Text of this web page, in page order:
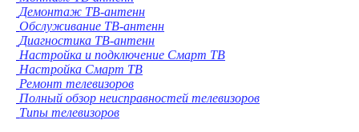
Демонтаж ТВ-антенн
Обслуживание ТВ-антенн
Диагностика ТВ-антенн
Настройка и подключение Смарт ТВ
Настройка Смарт ТВ
Ремонт телевизоров
Полный обзор неисправностей телевизоров
Типы телевизоров